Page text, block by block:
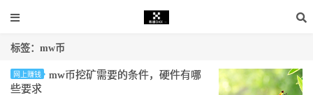
标签：mw币
网上赚钱
mw币挖矿需要的条件，硬件有哪
些要求